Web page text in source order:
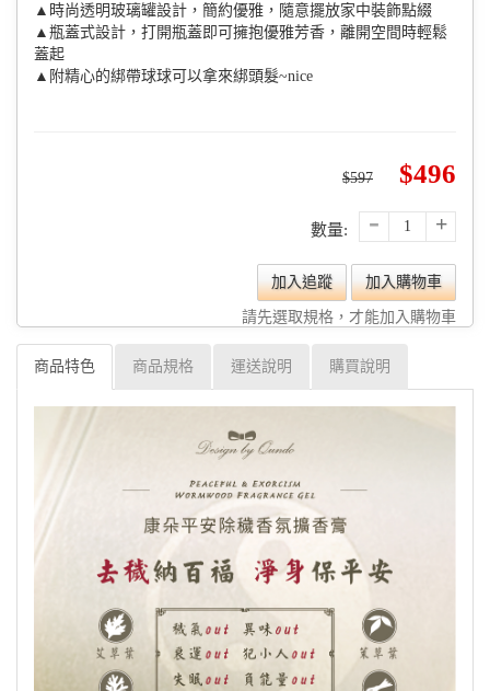
▲時尚透明玻璃罐設計，簡約優雅，隨意擺放家中裝飾點綴
▲瓶蓋式設計，打開瓶蓋即可擁抱優雅芳香，離開空間時輕鬆
蓋起
▲附精心的綁帶球球可以拿來綁頭髮~nice
597 496
數量: - +
加入追蹤 加入購物車
請先選取規格，才能加入購物車
商品特色 商品規格 運送說明 購買說明